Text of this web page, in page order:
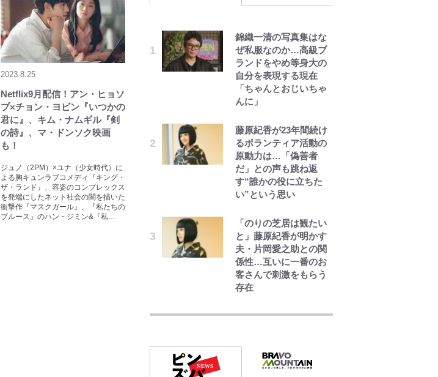
2023.8.25
Netflix9月配信！アン・ヒョソ
プ×チョン・ヨビン『いつかの
君に』、キム・ナムギル『剣
の詩』、マ・ドンソク映画
も！
ジュノ（2PM）×ユナ（少女時代）に
よる胸キュンラブコメディ『キング・
ザ・ランド』、容姿のコンプレックス
を発端にしたネット社会の闇を描いた
衝撃作『マスクガール』、『私たちの
ブルース』のハン・ジミン&『私…
公式-冒険家になろう! ~
ョン攻略~ 第65話(1)
公式-超難関ダンジョン
で10万年修行した結
果、世界最強に~最弱無
能の下剋上~ 第37話(1)
錦織一清の写真集はな
ぜ私服なのか…高級ブ
ランドをやめ等身大の
自分を表現する現在
「ちゃんとおじいちゃ
んに」
藤原紀香が23年間続け
るボランティア活動の
原動力は…「偽善者
だ」との声も跳ね返
す“誰かの役に立ちた
い”という思い
「のりの芝居は観たい
と」藤原紀香が明かす
夫・片岡愛之助との関
係性…互いに一番のお
客さんで刺激をもらう
存在
あ！｣本田圭佑の古巣ミ
ドユニに世界が熱狂｢サ
ードなのにズルい｣｢こ